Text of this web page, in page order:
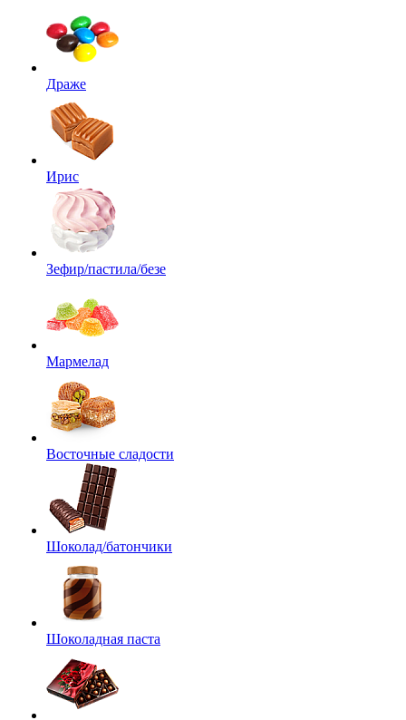
Драже
Ирис
Зефир/пастила/безе
Мармелад
Восточные сладости
Шоколад/батончики
Шоколадная паста